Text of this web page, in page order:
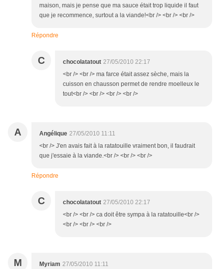
maison, mais je pense que ma sauce était trop liquide il faut
que je recommence, surtout a la viande!<br /> <br /> <br />
Répondre
C chocolatatout 27/05/2010 22:17
<br /> <br /> ma farce était assez sèche, mais la
cuisson en chausson permet de rendre moelleux le
tout<br /> <br /> <br /> <br />
A Angélique 27/05/2010 11:11
<br /> J'en avais fait à la ratatouille vraiment bon, il faudrait
que j'essaie à la viande.<br /> <br /> <br />
Répondre
C chocolatatout 27/05/2010 22:17
<br /> <br /> ca doit être sympa à la ratatouille<br />
<br /> <br /> <br />
M Myriam 27/05/2010 11:11